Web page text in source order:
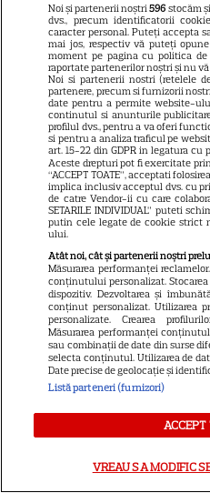
17
15
DISNEY
5
CINEMA
Eli
VEDETE
Noi și partenerii noștri596 stocăm
dvs., precum identificatorii
caracter personal. Puteți accepta
mai jos, respectiv vă puteți
moment pe pagina cu politica
raportate partenerilor noștri și nu
Noi si partenerii nostri (retelele
partenere, precum si furnizorii
date pentru a permite website-
continutul si anunturile
profilul dvs., pentru a va oferi
si pentru a analiza traficul pe
art. 15-22 din GDPR in legatura cu
Aceste drepturi pot fi exercitate
“ACCEPT TOATE”, acceptati
implica inclusiv acceptul dvs. cu
de catre Vendor-ii cu care
SETARILE INDIVIDUAL” puteti
putin cele legate de cookie strict
ului.
Atât noi, cât și partenerii noștri
Măsurarea performanței
conținutului personalizat.
dispozitiv. Dezvoltarea și
conținut personalizat. Utilizarea
personalizate. Crearea
Măsurarea performanței
sau combinații de date din surse
selecta conținutul. Utilizarea de
Date precise de geolocație și
Listă parteneri (furnizori)
ACCEPT
VREAU SA MODIFIC